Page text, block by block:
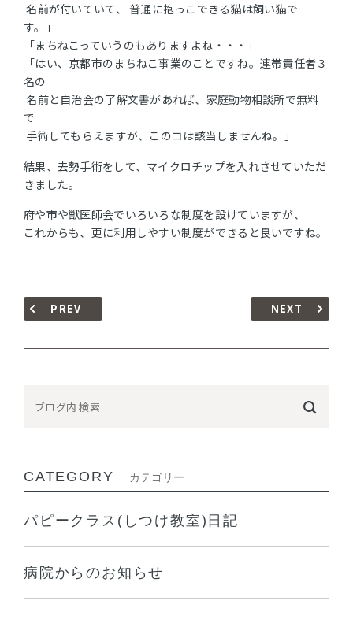
名前が付いていて、 普通に抱っこできる猫は飼い猫で
す。」
「まちねこっていうのもありますよね・・・」
「はい、京都市のまちねこ事業のことですね。連帯責任者３
名の
名前と自治会の了解文書があれば、家庭動物相談所で無料
で
手術してもらえますが、このコは該当しませんね。」
結果、去勢手術をして、マイクロチップを入れさせていただ
きました。
府や市や獣医師会でいろいろな制度を設けていますが、
これからも、更に利用しやすい制度ができると良いですね。
PREV NEXT
CATEGORY カテゴリー
パピークラス(しつけ教室)日記
病院からのお知らせ